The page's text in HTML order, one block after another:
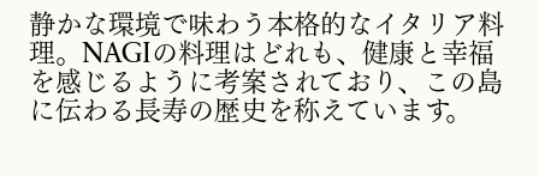
静かな環境で味わう本格的なイタリア料
理。NAGIの料理はどれも、健康と幸福
を感じるように考案されており、この島
に伝わる長寿の歴史を称えています。